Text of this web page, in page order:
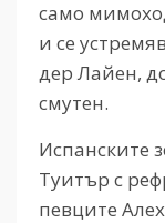
само
и се
дер Лайен,
смутен.
Испанските
Туитър с
певците